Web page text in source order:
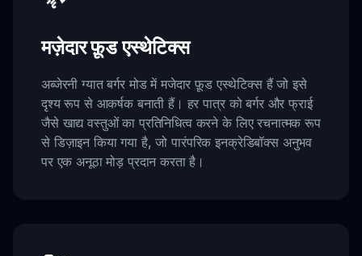
मज़ेदार फ़ूड एस्थेटिक्स
अब्जेरनी ग्यात बर्गर मोड में मजेदार फ़ूड एस्थेटिक्स हैं जो इसे
दृश्य रूप से आकर्षक बनाती हैं। हर पात्र को बर्गर और फ्राई
जैसे खाद्य वस्तुओं का प्रतिनिधित्व करने के लिए रचनात्मक रूप
से डिज़ाइन किया गया है, जो पारंपरिक इनक्रेडिबॉक्स अनुभव
पर एक अनूठा मोड़ प्रदान करता है।